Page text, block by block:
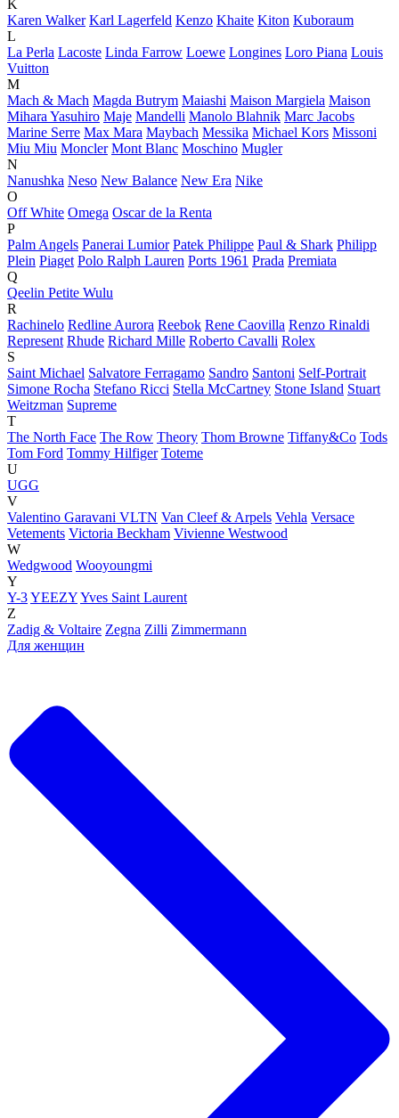
K
Karen Walker Karl Lagerfeld Kenzo Khaite Kiton Kuboraum
L
La Perla Lacoste Linda Farrow Loewe Longines Loro Piana Louis
Vuitton
M
Mach & Mach Magda Butrym Maiashi Maison Margiela Maison
Mihara Yasuhiro Maje Mandelli Manolo Blahnik Marc Jacobs
Marine Serre Max Mara Maybach Messika Michael Kors Missoni
Miu Miu Moncler Mont Blanc Moschino Mugler
N
Nanushka Neso New Balance New Era Nike
O
Off White Omega Oscar de la Renta
P
Palm Angels Panerai Lumior Patek Philippe Paul & Shark Philipp
Plein Piaget Polo Ralph Lauren Ports 1961 Prada Premiata
Q
Qeelin Petite Wulu
R
Rachinelo Redline Aurora Reebok Rene Caovilla Renzo Rinaldi
Represent Rhude Richard Mille Roberto Cavalli Rolex
S
Saint Michael Salvatore Ferragamo Sandro Santoni Self-Portrait
Simone Rocha Stefano Ricci Stella McCartney Stone Island Stuart
Weitzman Supreme
T
The North Face The Row Theory Thom Browne Tiffany&Co Tods
Tom Ford Tommy Hilfiger Toteme
U
UGG
V
Valentino Garavani VLTN Van Cleef & Arpels Vehla Versace
Vetements Victoria Beckham Vivienne Westwood
W
Wedgwood Wooyoungmi
Y
Y-3YEEZYYves Saint Laurent
Z
Zadig & Voltaire Zegna Zilli Zimmermann
Для женщин